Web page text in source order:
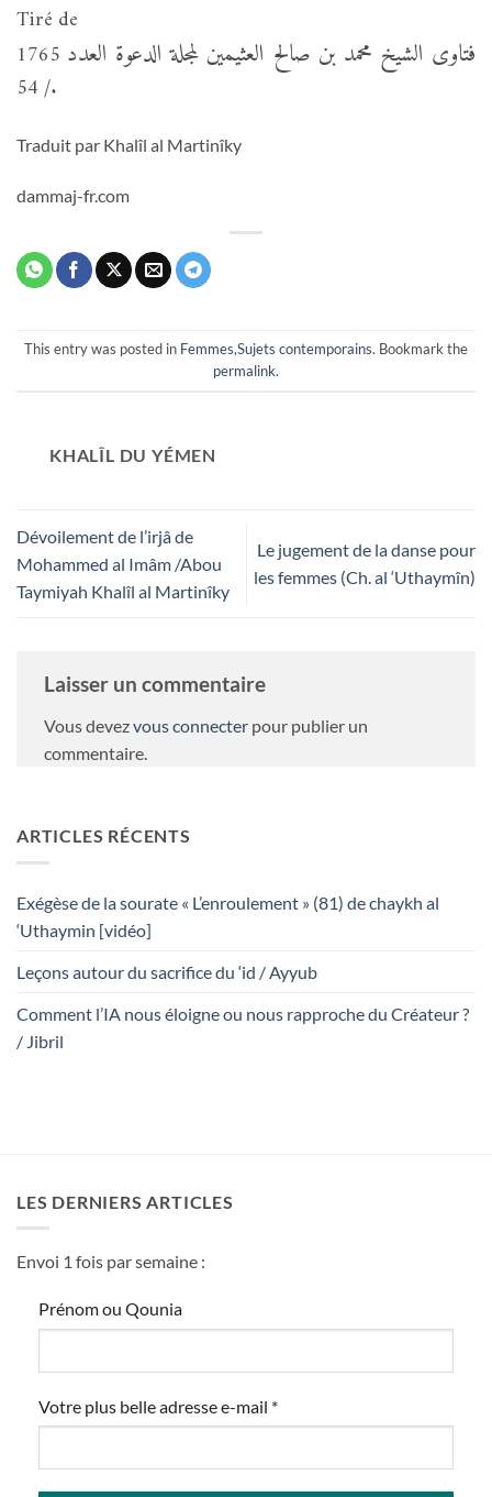
Tiré de
فتاوى الشيخ محمد بن صالح العثيمين لمجلة الدعوة العدد 1765
/ 54.
Traduit par Khalîl al Martinîky
dammaj-fr.com
This entry was posted in Femmes,Sujets contemporains. Bookmark the
permalink.
KHALÎL DU YÉMEN
Dévoilement de l’irjâ de
Mohammed al Imâm /Abou
Taymiyah Khalîl al Martinîky
Le jugement de la danse pour
les femmes (Ch. al ‘Uthaymîn)
Laisser un commentaire
Vous devezvous connecter pour publier un
commentaire.
ARTICLES RÉCENTS
Exégèse de la sourate « L’enroulement » (81) de chaykh al
‘Uthaymin [vidéo]
Leçons autour du sacrifice du ‘id / Ayyub
Comment l’IA nous éloigne ou nous rapproche du Créateur ?
/ Jibril
LES DERNIERS ARTICLES
Envoi 1 fois par semaine :
Prénom ou Qounia
Votre plus belle adresse e-mail *